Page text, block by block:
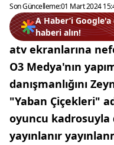
Son Güncelleme:01 Mart 2024
A Haber’i
haberi alın!
atv ekranlarına
O3 Medya'nın
danışmanlığını
"Yaban Çiçekleri"
oyuncu kadrosuyla
yayınlanır